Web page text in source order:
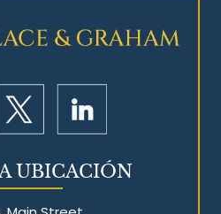
UBICACIÓN